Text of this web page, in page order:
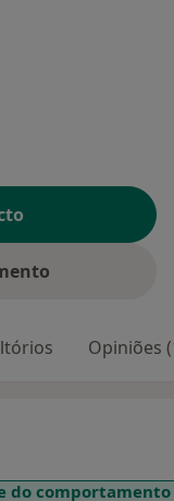
Opiniões
do